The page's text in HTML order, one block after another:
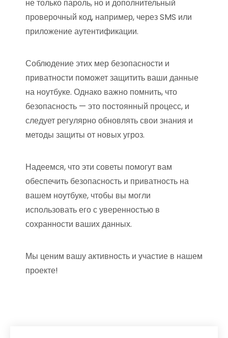
не только пароль, но и дополнительный
проверочный код, например, через SMS или
приложение аутентификации.
Соблюдение этих мер безопасности и
приватности поможет защитить ваши данные
на ноутбуке. Однако важно помнить, что
безопасность — это постоянный процесс, и
следует регулярно обновлять свои знания и
методы защиты от новых угроз.
Надеемся, что эти советы помогут вам
обеспечить безопасность и приватность на
вашем ноутбуке, чтобы вы могли
использовать его с уверенностью в
сохранности ваших данных.
Мы ценим вашу активность и участие в нашем
проекте!